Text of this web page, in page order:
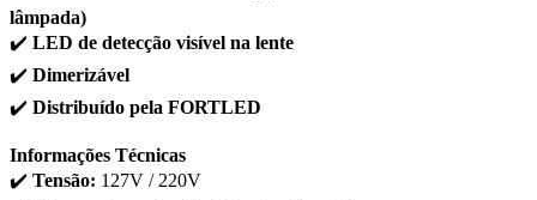
lâmpada)
✔️ LED de detecção visível na lente
✔️ Dimerizável
✔️ Distribuído pela FORTLED
Informações Técnicas
✔️ Tensão: 127V / 220V